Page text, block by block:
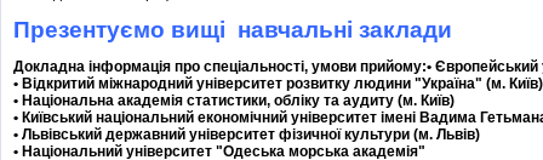
Презентуємо вищі навчальні заклади
Докладна інформація про спеціальності, умови прийому:• Європейський
• Відкритий міжнародний університет розвитку людини "Україна" (м. Київ)
• Національна академія статистики, обліку та аудиту (м. Київ)
• Київський національний економічний університет імені Вадима
• Львівський державний університет фізичної культури (м. Львів)
• Національний університет "Одеська морська академія"